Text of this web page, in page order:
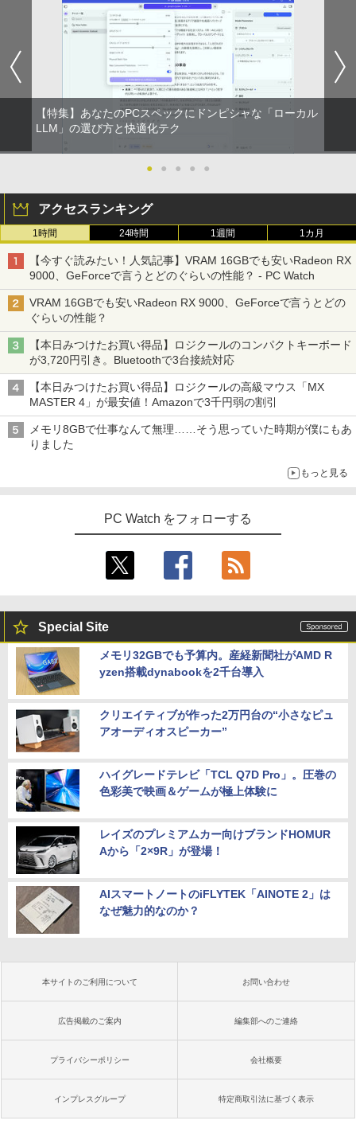
【特集】あなたのPCスペックにドンピシャな「ローカル
LLM」の選び方と快適化テク
● ● ● ● ●
アクセスランキング
1時間 24時間 1週間 1カ月
【今すぐ読みたい！人気記事】VRAM 16GBでも安いRadeon RX
9000、GeForceで言うとどのぐらいの性能？ - PC Watch
VRAM 16GBでも安いRadeon RX 9000、GeForceで言うとどの
ぐらいの性能？
【本日みつけたお買い得品】ロジクールのコンパクトキーボード
が3,720円引き。Bluetoothで3台接続対応
【本日みつけたお買い得品】ロジクールの高級マウス「MX
MASTER 4」が最安値！Amazonで3千円弱の割引
メモリ8GBで仕事なんて無理……そう思っていた時期が僕にもあ
りました
もっと見る
PC Watch をフォローする
Special Site
メモリ32GBでも予算内。産経新聞社がAMD R
yzen搭載dynabookを2千台導入
クリエイティブが作った2万円台の“小さなピュ
アオーディオスピーカー”
ハイグレードテレビ「TCL Q7D Pro」。圧巻の
色彩美で映画＆ゲームが極上体験に
レイズのプレミアムカー向けブランドHOMUR
Aから「2×9R」が登場！
AIスマートノートのiFLYTEK「AINOTE 2」は
なぜ魅力的なのか？
本サイトのご利用について お問い合わせ
広告掲載のご案内 編集部へのご連絡
プライバシーポリシー 会社概要
インプレスグループ 特定商取引法に基づく表示